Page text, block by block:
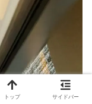
トップ サイドバー